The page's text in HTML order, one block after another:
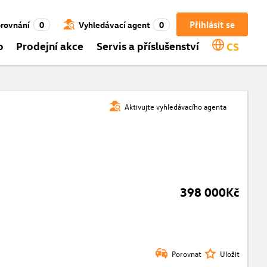
Přihlásit se
0 Vyhledávací agent 0
Prodejní akce Servis a příslušenství CS
Aktivujte vyhledávacího agenta
398 000Kč
Porovnat Uložit